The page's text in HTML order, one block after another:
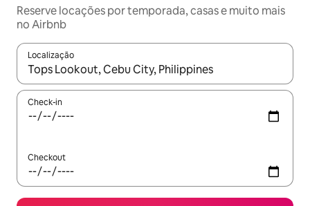
Reserve locações por temporada, casas e muito mais
no Airbnb
Localização
Quando os resultados estiverem disponíveis, explore-os
Check-in
Checkout